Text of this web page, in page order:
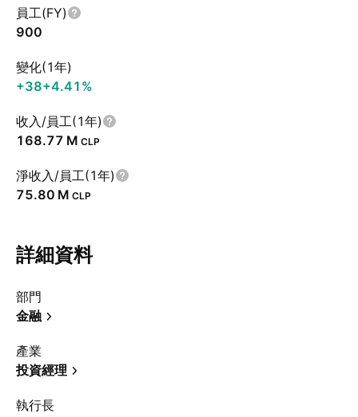
員工(FY)
900
變化(1年)
+38+4.41%
收入/員工(1年)
‪168.77 M‬ CLP
淨收入/員工(1年)
‪75.80 M‬ CLP
詳細資料
部門
金融
產業
投資經理
執行長